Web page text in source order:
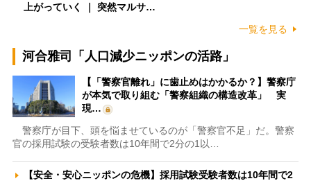
上がっていく ｜ 突然マルサ…
一覧を見る
河合雅司「人口減少ニッポンの活路」
【「警察官離れ」に歯止めはかかるか？】警察庁
が本気で取り組む「警察組織の構造改革」 実
現…
警察庁が目下、頭を悩ませているのが「警察官不足」だ。警察
官の採用試験の受験者数は10年間で2分の1以…
【安全・安心ニッポンの危機】採用試験受験者数は10年間で2